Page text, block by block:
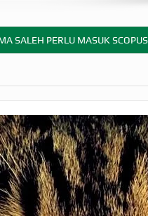
SALEH PERLU MASUK
MENJADI HALAL JIKA SEBAB
HUKUM MEMBAYAR